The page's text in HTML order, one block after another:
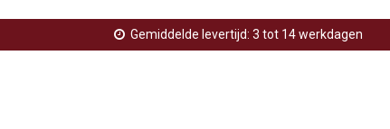
Gemiddelde levertijd: 3 tot 14 werkdagen